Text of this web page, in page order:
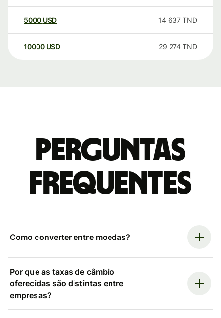
5000 USD 14 637 TND
10000 USD 29 274 TND
Perguntas
frequentes
Como converter entre moedas?
Por que as taxas de câmbio
oferecidas são distintas entre
empresas?